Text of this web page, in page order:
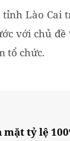
tỉnh Lào
với chủ đề
tổ chức.
mặt tỷ lệ